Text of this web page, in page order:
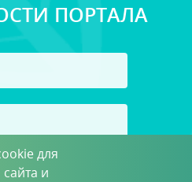
ПОРТАЛА
для
и